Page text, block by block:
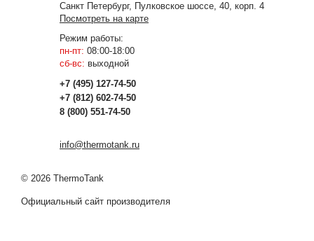
Санкт Петербург, Пулковское шоссе, 40, корп. 4
Посмотреть на карте
Режим работы:
пн-пт: 08:00-18:00
сб-вс: выходной
+7 (495) 127-74-50
+7 (812) 602-74-50
8 (800) 551-74-50
info@thermotank.ru
© 2026 ThermoTank
Официальный сайт производителя